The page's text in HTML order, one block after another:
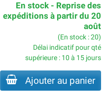
En stock - Reprise des
expéditions à partir du 20
août
(En stock : 20)
Délai indicatif pour qté
supérieure : 10 à 15 jours
Ajouter au panier